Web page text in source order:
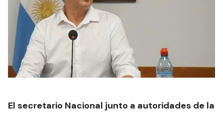
El secretario Nacional junto a autoridades de la